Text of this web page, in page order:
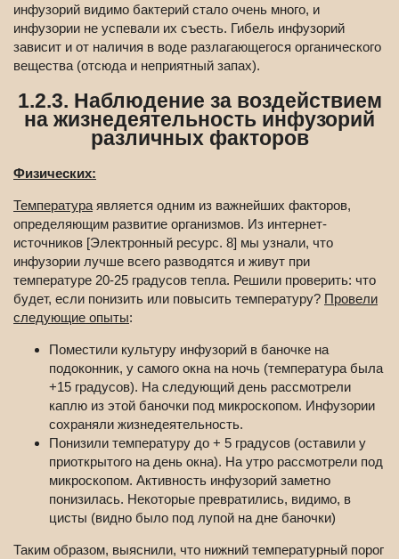
инфузорий видимо бактерий стало очень много, и
инфузории не успевали их съесть. Гибель инфузорий
зависит и от наличия в воде разлагающегося органического
вещества (отсюда и неприятный запах).
1.2.3. Наблюдение за воздействием
на жизнедеятельность инфузорий
различных факторов
Физических:
Температура является одним из важнейших факторов,
определяющим развитие организмов. Из интернет-
источников [Электронный ресурс. 8] мы узнали, что
инфузории лучше всего разводятся и живут при
температуре 20-25 градусов тепла. Решили проверить: что
будет, если понизить или повысить температуру? Провели
следующие опыты:
Поместили культуру инфузорий в баночке на
подоконник, у самого окна на ночь (температура была
+15 градусов). На следующий день рассмотрели
каплю из этой баночки под микроскопом. Инфузории
сохраняли жизнедеятельность.
Понизили температуру до + 5 градусов (оставили у
приоткрытого на день окна). На утро рассмотрели под
микроскопом. Активность инфузорий заметно
понизилась. Некоторые превратились, видимо, в
цисты (видно было под лупой на дне баночки)
Таким образом, выяснили, что нижний температурный порог